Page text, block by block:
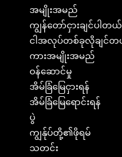
အမျိုးအမည်
ကျွန်တော်ငှားချင်ပါတယ်
ငါအလုပ်တစ်ခုလိုချင်
ကားအမျိုးအမည်
ဝန်ဆောင်မှု
အိမ်ခြံမြေငှားရန်
အိမ်ခြံမြေရောင်းရန်
ပွဲ
ကျွန်ုပ်တို့၏ဖိုရမ်
သတင်း